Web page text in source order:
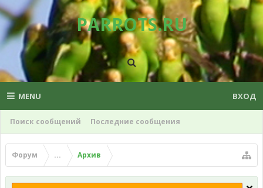
PARROTS.RU
MENU
Поиск сообщений Последние сообщения
ВХОД
Форум ... Архив